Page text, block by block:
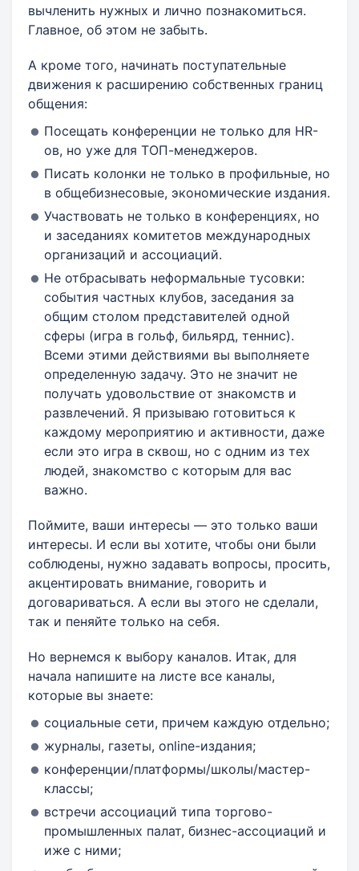
вычленить нужных и лично познакомиться.
Главное, об этом не забыть.
А кроме того, начинать поступательные
движения к расширению собственных границ
общения:
Посещать конференции не только для HR-
ов, но уже для ТОП-менеджеров.
Писать колонки не только в профильные, но
в общебизнесовые, экономические издания.
Участвовать не только в конференциях, но
и заседаниях комитетов международных
организаций и ассоциаций.
Не отбрасывать неформальные тусовки:
события частных клубов, заседания за
общим столом представителей одной
сферы (игра в гольф, бильярд, теннис).
Всеми этими действиями вы выполняете
определенную задачу. Это не значит не
получать удовольствие от знакомств и
развлечений. Я призываю готовиться к
каждому мероприятию и активности, даже
если это игра в сквош, но с одним из тех
людей, знакомство с которым для вас
важно.
Поймите, ваши интересы — это только ваши
интересы. И если вы хотите, чтобы они были
соблюдены, нужно задавать вопросы, просить,
акцентировать внимание, говорить и
договариваться. А если вы этого не сделали,
так и пеняйте только на себя.
Но вернемся к выбору каналов. Итак, для
начала напишите на листе все каналы,
которые вы знаете:
социальные сети, причем каждую отдельно;
журналы, газеты, online-издания;
конференции/платформы/школы/мастер-
классы;
встречи ассоциаций типа торгово-
промышленных палат, бизнес-ассоциаций и
иже с ними;